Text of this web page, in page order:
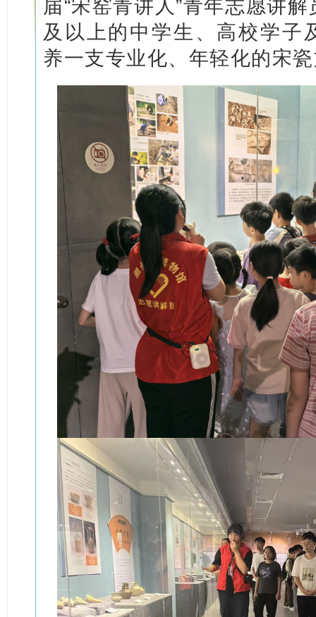
届“宋窑青讲人”青年志愿讲
及以上的中学生、高校学子
养一支专业化、年轻化的宋